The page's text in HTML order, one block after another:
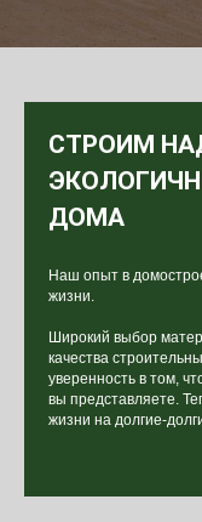
СТРОИМ
ДОМА
Наш опыт в
жизни.
Широкий выбор
качества
уверенность в том,
вы представляете.
жизни на долгие-